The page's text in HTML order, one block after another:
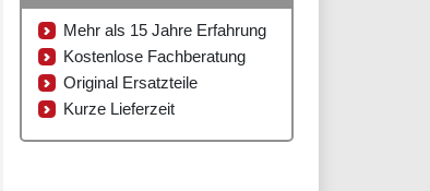
Mehr als 15 Jahre Erfahrung
Kostenlose Fachberatung
Original Ersatzteile
Kurze Lieferzeit